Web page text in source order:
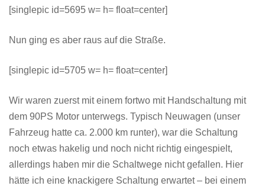
[singlepic id=5695 w= h= float=center]
Nun ging es aber raus auf die Straße.
[singlepic id=5705 w= h= float=center]
Wir waren zuerst mit einem fortwo mit Handschaltung mit
dem 90PS Motor unterwegs. Typisch Neuwagen (unser
Fahrzeug hatte ca. 2.000 km runter), war die Schaltung
noch etwas hakelig und noch nicht richtig eingespielt,
allerdings haben mir die Schaltwege nicht gefallen. Hier
hätte ich eine knackigere Schaltung erwartet – bei einem